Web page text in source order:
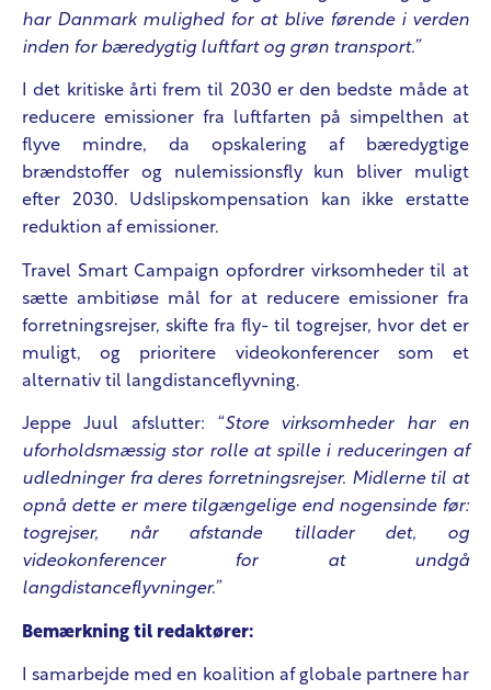
har Danmark mulighed for at blive førende i verden
inden for bæredygtig luftfart og grøn transport.”
I det kritiske årti frem til 2030 er den bedste måde at
reducere emissioner fra luftfarten på simpelthen at
flyve mindre, da opskalering af bæredygtige
brændstoffer og nulemissionsfly kun bliver muligt
efter 2030. Udslipskompensation kan ikke erstatte
reduktion af emissioner.
Travel Smart Campaign opfordrer virksomheder til at
sætte ambitiøse mål for at reducere emissioner fra
forretningsrejser, skifte fra fly- til togrejser, hvor det er
muligt, og prioritere videokonferencer som et
alternativ til langdistanceflyvning.
Jeppe Juul afslutter: “Store virksomheder har en
uforholdsmæssig stor rolle at spille i reduceringen af
udledninger fra deres forretningsrejser. Midlerne til at
opnå dette er mere tilgængelige end nogensinde før:
togrejser, når afstande tillader det, og
videokonferencer for at undgå
langdistanceflyvninger.”
Bemærkning til redaktører:
I samarbejde med en koalition af globale partnere har